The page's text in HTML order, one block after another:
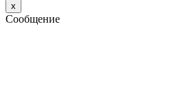
x
Сообщение